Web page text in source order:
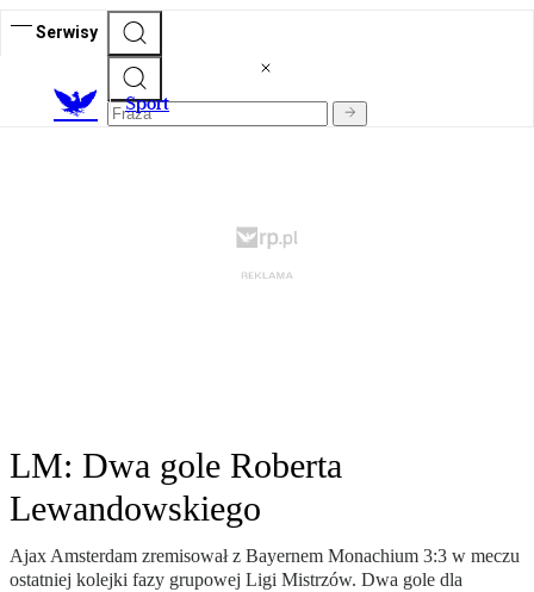
Serwisy
Sport
LM: Dwa gole Roberta
Lewandowskiego
Ajax Amsterdam zremisował z Bayernem Monachium 3:3 w meczu
ostatniej kolejki fazy grupowej Ligi Mistrzów. Dwa gole dla